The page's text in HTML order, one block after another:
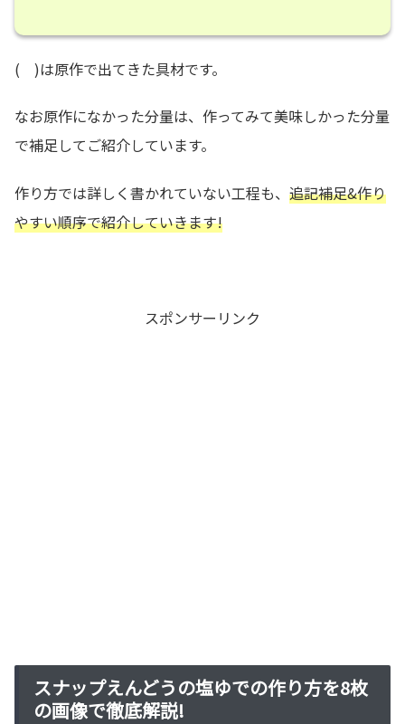
( )は原作で出てきた具材です。
なお原作になかった分量は、作ってみて美味しかった分量
で補足してご紹介しています。
作り方では詳しく書かれていない工程も、 追記補足&作り
やすい順序で紹介していきます!
スポンサーリンク
スナップえんどうの塩ゆでの作り方を8枚
の画像で徹底解説!